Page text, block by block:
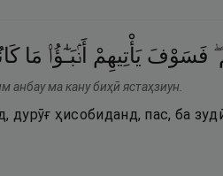
فَسَوْفَ يَأْتِيهِمْ أَنۢبَـٰٓؤُا۟ مَا
ма кану биҳӣ ястаҳзиун.
ҳисобиданд, пас, ба